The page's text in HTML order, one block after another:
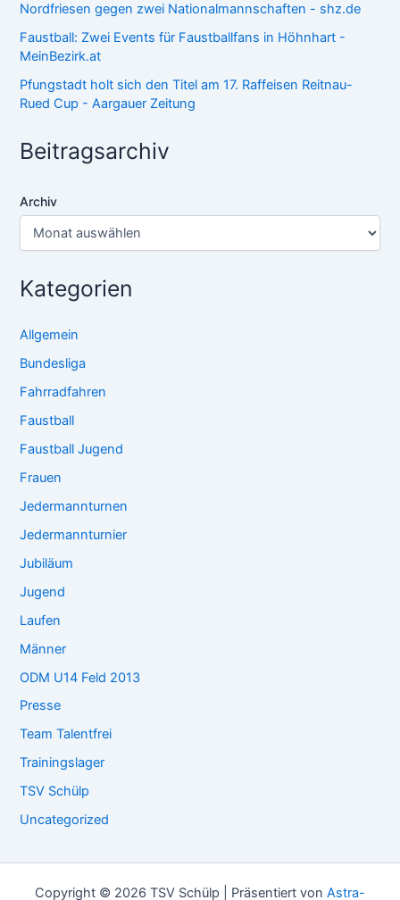
Nordfriesen gegen zwei Nationalmannschaften - shz.de
Faustball: Zwei Events für Faustballfans in Höhnhart -
MeinBezirk.at
Pfungstadt holt sich den Titel am 17. Raffeisen Reitnau-
Rued Cup - Aargauer Zeitung
Beitragsarchiv
Archiv
Kategorien
Allgemein
Bundesliga
Fahrradfahren
Faustball
Faustball Jugend
Frauen
Jedermannturnen
Jedermannturnier
Jubiläum
Jugend
Laufen
Männer
ODM U14 Feld 2013
Presse
Team Talentfrei
Trainingslager
TSV Schülp
Uncategorized
Copyright © 2026 TSV Schülp | Präsentiert von Astra-